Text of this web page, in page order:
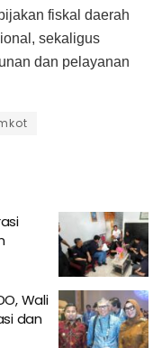
fiskal daerah
sekaligus
dan pelayanan
Wali
dan